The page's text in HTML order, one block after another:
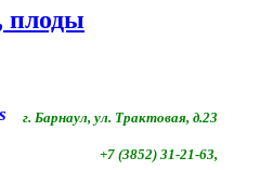
г. Барнаул, ул. Трактовая, д.23
+7 (3852) 31-21-63,